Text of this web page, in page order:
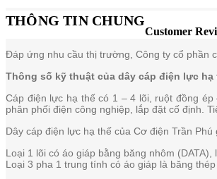
THÔNG TIN CHUNG
Đáp ứng nhu cầu thị trường, Công ty cổ phần
Thông số kỹ thuật của dây cáp điện lực hạ
Cáp điện lực hạ thế có 1 – 4 lõi, ruột đồng
phân phối điện công nghiệp, lắp đặt cố định.
Dây cáp điện lực hạ thế của Cơ điện Trần Phú
Loại 1 lõi có áo giáp bằng băng nhôm
Loại 3 pha 1 trung tính có áo giáp là băng thép
Customer